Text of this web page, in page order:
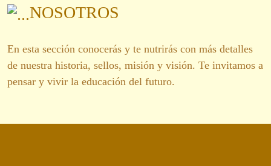
NOSOTROS
En esta sección conocerás y te nutrirás con más detalles
de nuestra historia, sellos, misión y visión. Te invitamos a
pensar y vivir la educación del futuro.